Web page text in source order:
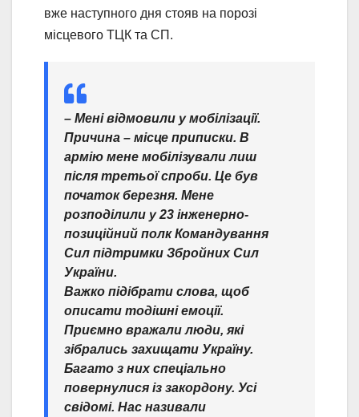
вже наступного дня стояв на порозі
місцевого ТЦК та СП.
– Мені відмовили у мобілізації.
Причина – місце приписки. В
армію мене мобілізували лиш
після третьої спроби. Це був
початок березня. Мене
розподілили у 23 інженерно-
позиційний полк Командування
Сил підтримки Збройних Сил
України.
Важко підібрати слова, щоб
описати тодішні емоції.
Приємно вражали люди, які
зібрались захищати Україну.
Багато з них спеціально
повернулися із закордону. Усі
свідомі. Нас називали